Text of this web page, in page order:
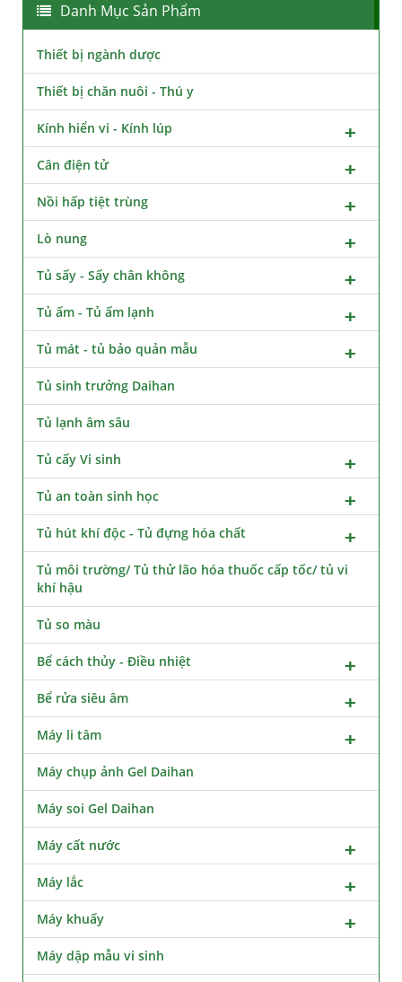
Danh Mục Sản Phẩm
Thiết bị ngành dược
Thiết bị chăn nuôi - Thú y
Kính hiển vi - Kính lúp
Cân điện tử
Nồi hấp tiệt trùng
Lò nung
Tủ sấy - Sấy chân không
Tủ ấm - Tủ ấm lạnh
Tủ mát - tủ bảo quản mẫu
Tủ sinh trưởng Daihan
Tủ lạnh âm sâu
Tủ cấy Vi sinh
Tủ an toàn sinh học
Tủ hút khí độc - Tủ đựng hóa chất
Tủ môi trường/ Tủ thử lão hóa thuốc cấp tốc/ tủ vi
khí hậu
Tủ so màu
Bể cách thủy - Điều nhiệt
Bể rửa siêu âm
Máy li tâm
Máy chụp ảnh Gel Daihan
Máy soi Gel Daihan
Máy cất nước
Máy lắc
Máy khuấy
Máy dập mẫu vi sinh